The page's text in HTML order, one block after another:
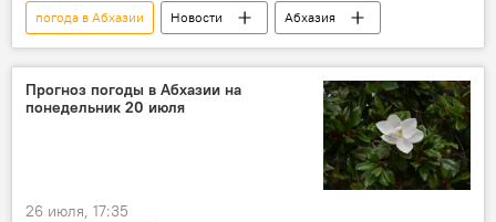
погода в Абхазии Новости Абхазия
Прогноз погоды в Абхазии на
понедельник 20 июля
26 июля, 17:35